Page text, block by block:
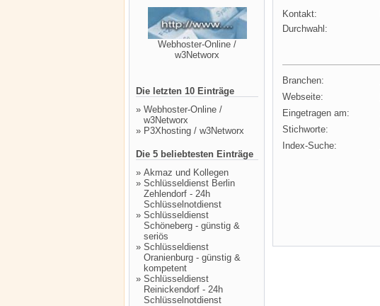
Webhoster-Online /
w3Networx
Die letzten 10 Einträge
» Webhoster-Online /
w3Networx
» P3Xhosting / w3Networx
Die 5 beliebtesten Einträge
» Akmaz und Kollegen
» Schlüsseldienst Berlin
Zehlendorf - 24h
Schlüsselnotdienst
» Schlüsseldienst
Schöneberg - günstig &
seriös
» Schlüsseldienst
Oranienburg - günstig &
kompetent
» Schlüsseldienst
Reinickendorf - 24h
Schlüsselnotdienst
Kontakt:
Durchwahl:
Branchen:
Webseite:
Eingetragen am:
Stichworte:
Index-Suche: